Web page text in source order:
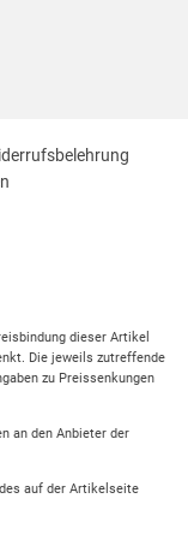
dieser Artikel
Die jeweils zutreffende
zu Preissenkungen
an den Anbieter der
auf der Artikelseite